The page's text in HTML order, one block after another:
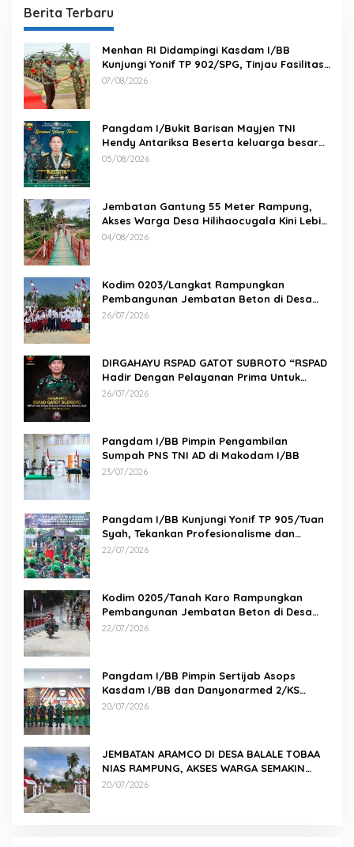
Berita Terbaru
Menhan RI Didampingi Kasdam I/BB
Kunjungi Yonif TP 902/SPG, Tinjau Fasilitas
dan Beri Motivasi Prajurit
07/08/2026
Pangdam I/Bukit Barisan Mayjen TNI
Hendy Antariksa Beserta keluarga besar
Kodam I/BB Mengucapkan : Selamat Ulang
05/08/2026
Jembatan Gantung 55 Meter Rampung,
Akses Warga Desa Hilihaocugala Kini Lebih
Aman
04/08/2026
Kodim 0203/Langkat Rampungkan
Pembangunan Jembatan Beton di Desa
Paluh Manis
26/07/2026
DIRGAHAYU RSPAD GATOT SUBROTO “RSPAD
Hadir Dengan Pelayanan Prima Untuk
Indonesia Maju” 26 JULI 1950 – 26 JULI 2026
26/07/2026
Pangdam I/BB Pimpin Pengambilan
Sumpah PNS TNI AD di Makodam I/BB
23/07/2026
Pangdam I/BB Kunjungi Yonif TP 905/Tuan
Syah, Tekankan Profesionalisme dan
Kesiapan Prajurit
22/07/2026
Kodim 0205/Tanah Karo Rampungkan
Pembangunan Jembatan Beton di Desa
Pernantin
22/07/2026
Pangdam I/BB Pimpin Sertijab Asops
Kasdam I/BB dan Danyonarmed 2/KS
serta Tradisi Korps
20/07/2026
JEMBATAN ARAMCO DI DESA BALALE TOBAA
NIAS RAMPUNG, AKSES WARGA SEMAKIN
MUDAH
20/07/2026